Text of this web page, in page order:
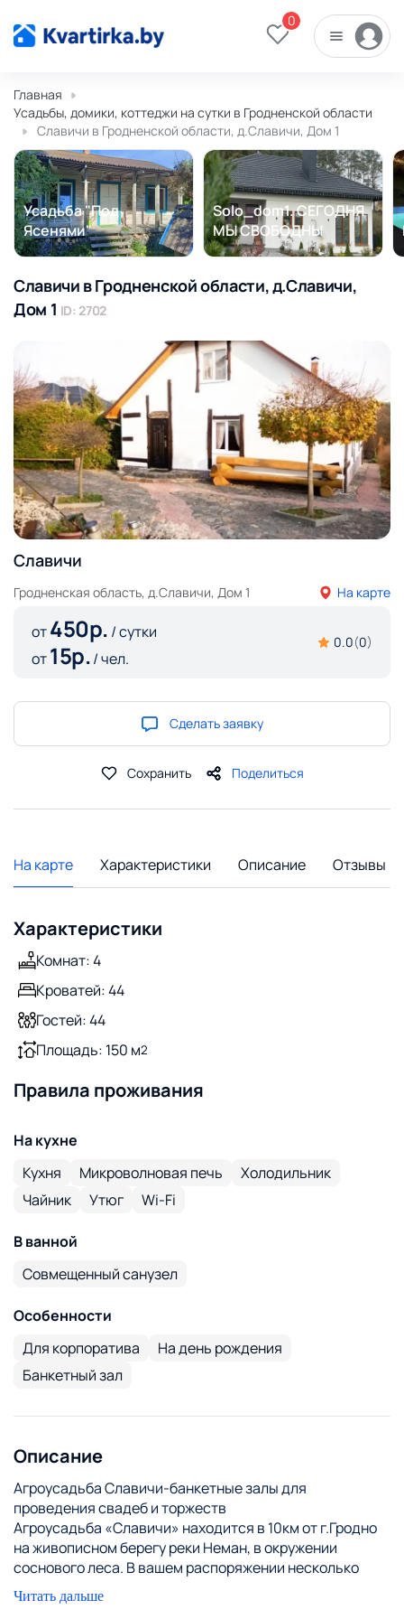
0
Главная
Усадьбы, домики, коттеджи на сутки в Гродненской области
Славичи в Гродненской области, д.Славичи, Дом 1
Усадьба "Под
Ясенями"
Solo_dom1. СЕГОДНЯ
МЫ СВОБОДНЫ
Славичи в Гродненской области, д.Славичи,
Дом 1 ID: 2702
Славичи
Гродненская область, д.Славичи, Дом 1 На карте
от450р. / сутки
от15р./ чел.
0.0(0)
Сделать заявку
Сохранить Поделиться
На карте Характеристики Описание Отзывы
Характеристики
Комнат: 4
Кроватей: 44
Гостей: 44
Площадь: 150 м2
Правила проживания
На кухне
Кухня
Микроволновая печь
Холодильник
Чайник
Утюг Wi-Fi
В ванной
Совмещенный санузел
Особенности
Для корпоратива
На день рождения
Банкетный зал
Описание
Агроусадьба Славичи-банкетные залы для
проведения свадеб и торжеств
Агроусадьба «Славичи» находится в 10км от г.Гродно
на живописном берегу реки Неман, в окружении
соснового леса. В вашем распоряжении несколько
банкетных залов на 30-50 и 100 человек, для
проведения различных торжеств и мероприятий. В
Читать дальше